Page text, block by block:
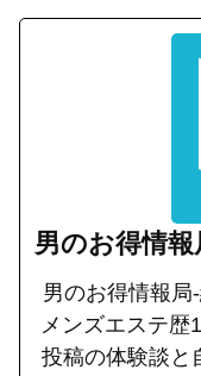
男のお得情
男のお得情報局
メンズエステ歴
投稿の体験談と